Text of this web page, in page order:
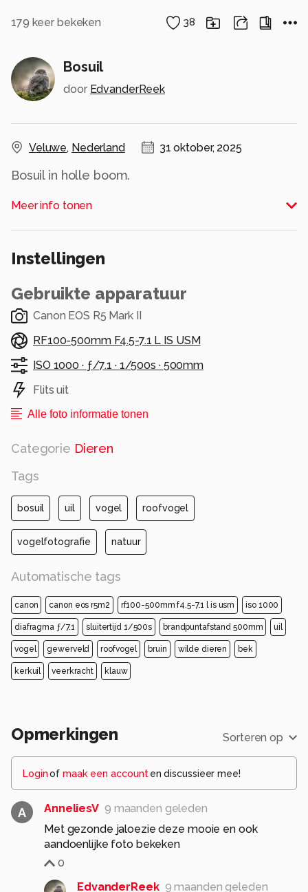
179 keer bekeken 38
Bosuil
door EdvanderReek
Veluwe, Nederland 31 oktober, 2025
Bosuil in holle boom.
Alle rechten voorbehouden
Meer info tonen
Instellingen
Gebruikte apparatuur
Canon EOS R5 Mark II
RF100-500mm F4.5-7.1 L IS USM
ISO 1000 · ƒ/7.1 · 1/500s · 500mm
Flits uit
Alle foto informatie tonen
Categorie Dieren
Tags
bosuil uil vogel roofvogel
vogelfotografie natuur
Automatische tags
canon canon eos r5m2 rf100-500mm f4.5-7.1 l is usm iso 1000
diafragma ƒ/7.1 sluitertijd 1/500s brandpuntafstand 500mm uil
vogel gewerveld roofvogel bruin wilde dieren bek
kerkuil veerkracht klauw
Opmerkingen Sorteren op
Loginof maak een account en discussieer mee!
A AnneliesV 9 maanden geleden
Met gezonde jaloezie deze mooie en ook
aandoenlijke foto bekeken
0
EdvanderReek 9 maanden geleden